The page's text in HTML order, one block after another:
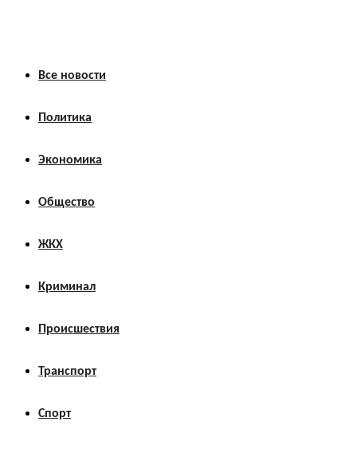
Все новости
Политика
Экономика
Общество
ЖКХ
Криминал
Происшествия
Транспорт
Спорт